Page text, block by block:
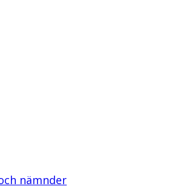
nämnder